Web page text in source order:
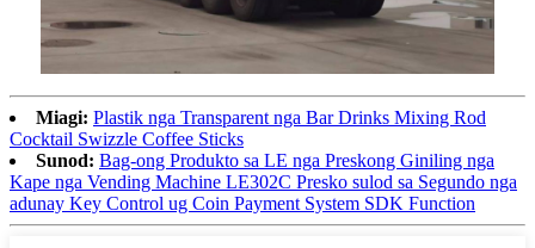
Miagi: Plastik nga Transparent nga Bar Drinks Mixing Rod
Cocktail Swizzle Coffee Sticks
Sunod: Bag-ong Produkto sa LE nga Preskong Giniling nga
Kape nga Vending Machine LE302C Presko sulod sa Segundo nga
adunay Key Control ug Coin Payment System SDK Function